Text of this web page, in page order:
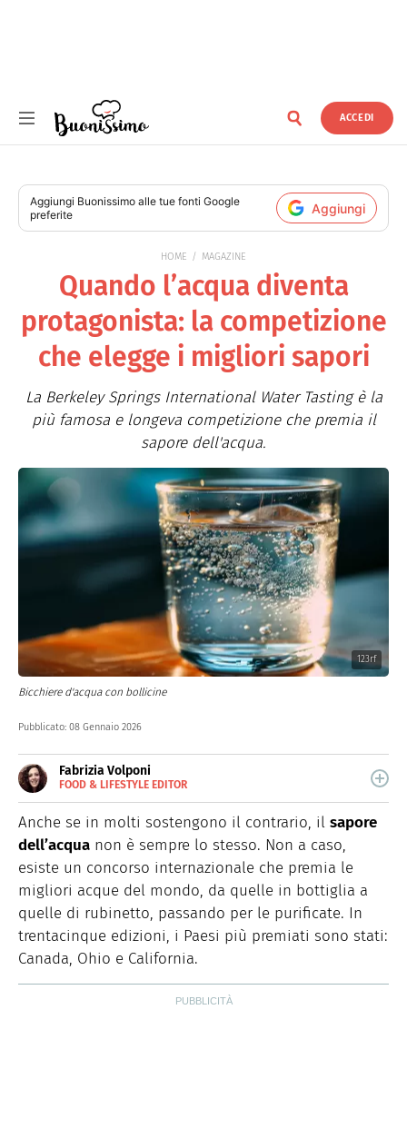
ACCEDI
Aggiungi Buonissimo alle tue fonti Google
preferite
Aggiungi
HOME MAGAZINE
Quando l’acqua diventa
protagonista: la competizione
che elegge i migliori sapori
La Berkeley Springs International Water Tasting è la
più famosa e longeva competizione che premia il
sapore dell'acqua.
123rf
Bicchiere d'acqua con bollicine
Pubblicato: 08 Gennaio 2026
Fabrizia Volponi
FOOD & LIFESTYLE EDITOR
Nata nella città delle 100 torri, è laureata in Scienze
Storiche. Curiosa e schietta, scrive di lifestyle, food e
green dal 2018.
Anche se in molti sostengono il contrario, il sapore
dell’acqua non è sempre lo stesso. Non a caso,
esiste un concorso internazionale che premia le
migliori acque del mondo, da quelle in bottiglia a
quelle di rubinetto, passando per le purificate. In
trentacinque edizioni, i Paesi più premiati sono stati:
Canada, Ohio e California.